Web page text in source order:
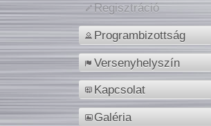
Regisztráció
Programbizottság
Versenyhelyszín
Kapcsolat
Galéria